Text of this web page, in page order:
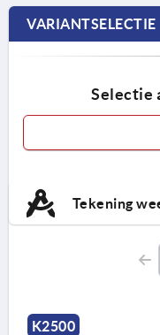
VARIANTSELECTIE
Selectie
Tekening
K2500